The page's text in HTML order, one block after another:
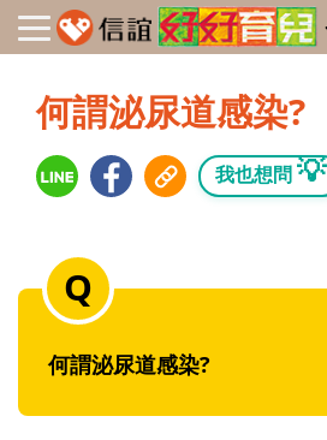
何謂泌尿道感染?
我也想問 💡
何謂泌尿道感染?